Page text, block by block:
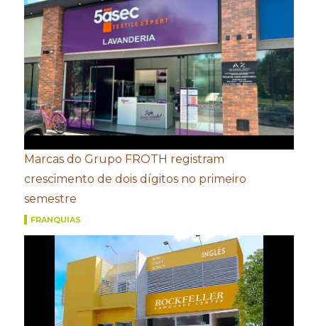
Marcas do Grupo FROTH registram
crescimento de dois dígitos no primeiro
semestre
FRANQUIAS